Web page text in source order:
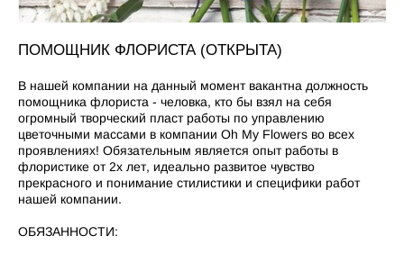
ПОМОЩНИК ФЛОРИСТА (ОТКРЫТА)
В нашей компании на данный момент вакантна должность
помощника флориста - человка, кто бы взял на себя
огромный творческий пласт работы по управлению
цветочными массами в компании Oh My Flowers во всех
проявлениях! Обязательным является опыт работы в
флористике от 2х лет, идеально развитое чувство
прекрасного и понимание стилистики и специфики работ
нашей компании.
ОБЯЗАННОСТИ: